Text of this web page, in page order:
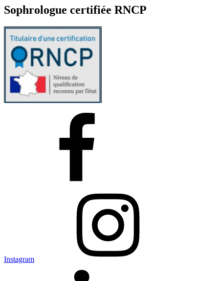
Sophrologue certifiée RNCP
Instagram